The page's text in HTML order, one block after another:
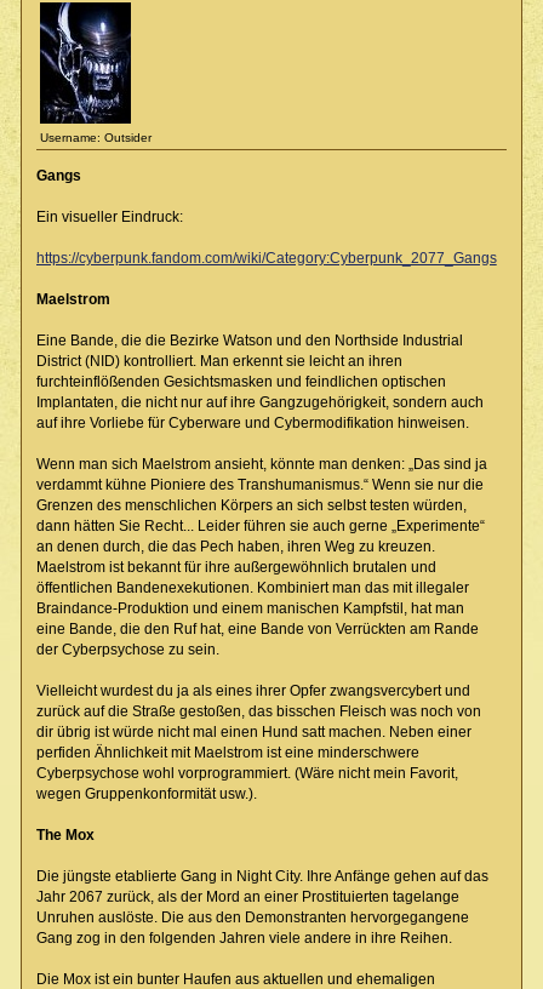
Username: Outsider
Gangs
Ein visueller Eindruck:
https://cyberpunk.fandom.com/wiki/Category:Cyberpunk_2077_Gangs
Maelstrom
Eine Bande, die die Bezirke Watson und den Northside Industrial
District (NID) kontrolliert. Man erkennt sie leicht an ihren
furchteinflößenden Gesichtsmasken und feindlichen optischen
Implantaten, die nicht nur auf ihre Gangzugehörigkeit, sondern auch
auf ihre Vorliebe für Cyberware und Cybermodifikation hinweisen.
Wenn man sich Maelstrom ansieht, könnte man denken: „Das sind ja
verdammt kühne Pioniere des Transhumanismus.“ Wenn sie nur die
Grenzen des menschlichen Körpers an sich selbst testen würden,
dann hätten Sie Recht... Leider führen sie auch gerne „Experimente“
an denen durch, die das Pech haben, ihren Weg zu kreuzen.
Maelstrom ist bekannt für ihre außergewöhnlich brutalen und
öffentlichen Bandenexekutionen. Kombiniert man das mit illegaler
Braindance-Produktion und einem manischen Kampfstil, hat man
eine Bande, die den Ruf hat, eine Bande von Verrückten am Rande
der Cyberpsychose zu sein.
Vielleicht wurdest du ja als eines ihrer Opfer zwangsvercybert und
zurück auf die Straße gestoßen, das bisschen Fleisch was noch von
dir übrig ist würde nicht mal einen Hund satt machen. Neben einer
perfiden Ähnlichkeit mit Maelstrom ist eine minderschwere
Cyberpsychose wohl vorprogrammiert. (Wäre nicht mein Favorit,
wegen Gruppenkonformität usw.).
The Mox
Die jüngste etablierte Gang in Night City. Ihre Anfänge gehen auf das
Jahr 2067 zurück, als der Mord an einer Prostituierten tagelange
Unruhen auslöste. Die aus den Demonstranten hervorgegangene
Gang zog in den folgenden Jahren viele andere in ihre Reihen.
Die Mox ist ein bunter Haufen aus aktuellen und ehemaligen